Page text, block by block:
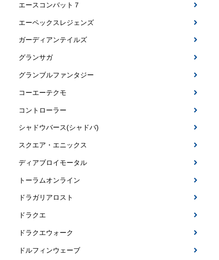
エースコンバット７
エーペックスレジェンズ
ガーディアンテイルズ
グランサガ
グランブルファンタジー
コーエーテクモ
コントローラー
シャドウバース(シャドバ)
スクエア・エニックス
ディアブロイモータル
トーラムオンライン
ドラガリアロスト
ドラクエ
ドラクエウォーク
ドルフィンウェーブ